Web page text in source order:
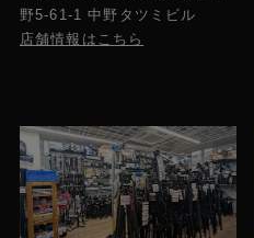
野5-61-1 中野タツミビル
店舗情報はこちら